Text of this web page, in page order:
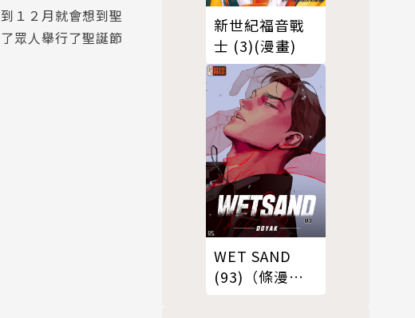
１２月就會想到聖
眾人舉行了聖誕節
新世紀福音戰
士 (3)(漫畫)
WET SAND
(93)（條漫